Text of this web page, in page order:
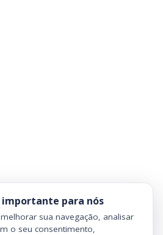
importante para nós
sua navegação, analisar
o seu consentimento,